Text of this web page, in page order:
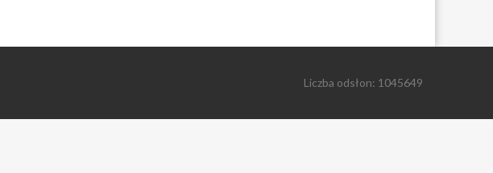
Liczba odsłon: 1045649